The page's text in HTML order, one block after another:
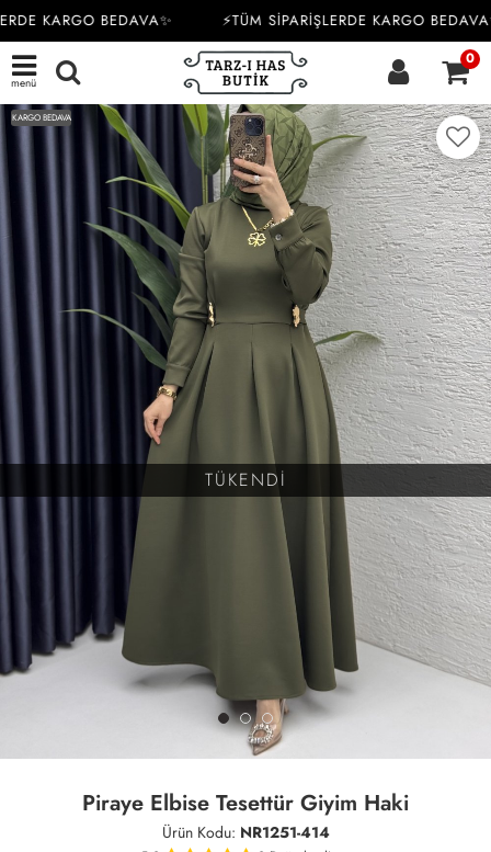
KARGO BEDAVA✨ ⚡TÜM SİPARİŞLERDE KARGO
menü
0
TÜKENDİ
KARGO BEDAVA
Piraye Elbise Tesettür Giyim Haki
Ürün Kodu: NR1251-414